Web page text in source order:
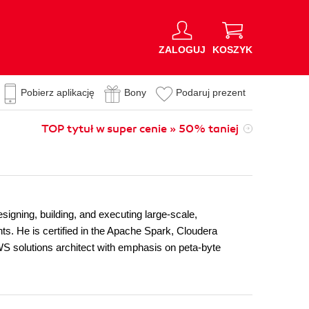
ZALOGUJ KOSZYK
Pobierz aplikację Bony Podaruj prezent
TOP tytuł w super cenie » 50% taniej
building, and executing large-scale,
He is certified in the Apache Spark, Cloudera
solutions architect with emphasis on peta-byte